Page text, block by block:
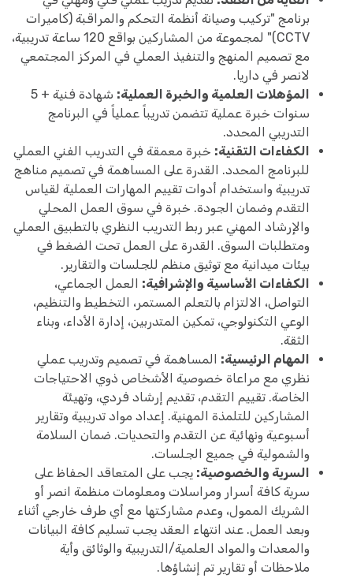
برنامج "تركيب وصيانة أنظمة التحكم والمراقبة (كاميرات
CCTV)" لمجموعة من المشاركين بواقع 120 ساعة تدريبية،
مع تصميم المنهج والتنفيذ العملي في المركز المجتمعي
لانصر في داريا.
المؤهلات العلمية والخبرة العملية:
شهادة فنية + 5
سنوات خبرة عملية تتضمن تدريباً عملياً في البرنامج
التدريبي المحدد.
الكفاءات التقنية: خبرة معمقة في التدريب الفني العملي
للبرنامج المحدد. القدرة على المساهمة في تصميم مناهج
تدريبية واستخدام أدوات تقييم المهارات العملية لقياس
التقدم وضمان الجودة. خبرة في سوق العمل المحلي
والإرشاد المهني عبر ربط التدريب النظري بالتطبيق العملي
ومتطلبات السوق. القدرة على العمل تحت الضغط في
بيئات ميدانية مع توثيق منظم للجلسات والتقارير.
الكفاءات الأساسية والإشرافية: العمل الجماعي،
التواصل، الالتزام بالتعلم المستمر، التخطيط والتنظيم،
الوعي التكنولوجي، تمكين المتدربين، إدارة الأداء، وبناء
الثقة.
المهام الرئيسية: المساهمة في تصميم وتدريب عملي
نظري مع مراعاة خصوصية الأشخاص ذوي الاحتياجات
الخاصة. تقييم التقدم، تقديم إرشاد فردي، وتهيئة
المشاركين للتلمذة المهنية. إعداد مواد تدريبية وتقارير
أسبوعية ونهائية عن التقدم والتحديات. ضمان السلامة
والشمولية في جميع الجلسات.
السرية والخصوصية: يجب على المتعاقد الحفاظ على
سرية كافة أسرار ومراسلات ومعلومات منظمة انصر أو
الشريك الممول، وعدم مشاركتها مع أي طرف خارجي أثناء
وبعد العمل. عند انتهاء العقد يجب تسليم كافة البيانات
والمعدات والمواد العلمية/التدريبية والوثائق وأية
ملاحظات أو تقارير تم إنشاؤها.